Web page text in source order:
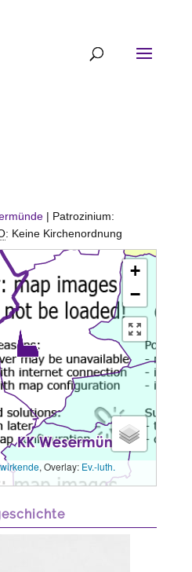
| Patrozinium:
: Keine Kirchenordnung
+
−
, Overlay: Ev.-luth.